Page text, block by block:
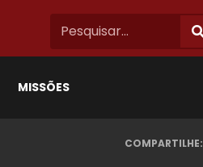
MISSÕES
COMPARTILHE: